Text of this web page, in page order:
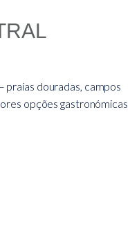
praias douradas, campos
opções gastronómicas